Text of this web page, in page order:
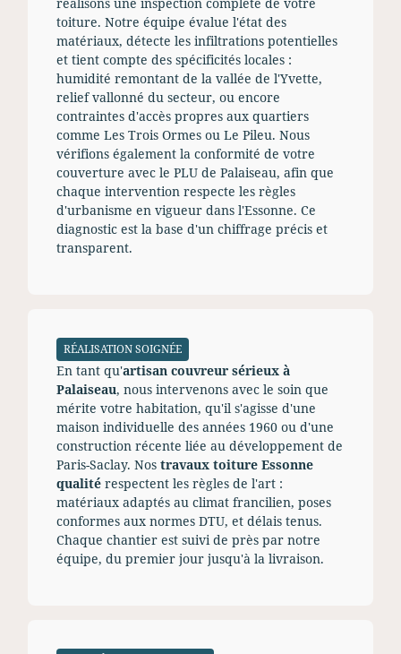
toiture. Notre équipe évalue l'état des
matériaux, détecte les infiltrations potentielles
et tient compte des spécificités locales :
humidité remontant de la vallée de l'Yvette,
relief vallonné du secteur, ou encore
contraintes d'accès propres aux quartiers
comme Les Trois Ormes ou Le Pileu. Nous
vérifions également la conformité de votre
couverture avec le PLU de Palaiseau, afin que
chaque intervention respecte les règles
d'urbanisme en vigueur dans l'Essonne. Ce
diagnostic est la base d'un chiffrage précis et
transparent.
RÉALISATION SOIGNÉE
En tant qu'artisan couvreur sérieux à
Palaiseau, nous intervenons avec le soin que
mérite votre habitation, qu'il s'agisse d'une
maison individuelle des années 1960 ou d'une
construction récente liée au développement de
Paris-Saclay. Nos travaux toiture Essonne
qualité respectent les règles de l'art :
matériaux adaptés au climat francilien, poses
conformes aux normes DTU, et délais tenus.
Chaque chantier est suivi de près par notre
équipe, du premier jour jusqu'à la livraison.